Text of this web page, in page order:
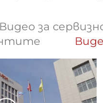
Видео за